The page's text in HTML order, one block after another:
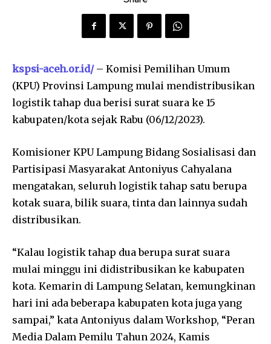
kspsi-aceh.or.id/– Komisi Pemilihan Umum
(KPU) Provinsi Lampung mulai mendistribusikan
logistik tahap dua berisi surat suara ke 15
kabupaten/kota sejak Rabu (06/12/2023).
Komisioner KPU Lampung Bidang Sosialisasi dan
Partisipasi Masyarakat Antoniyus Cahyalana
mengatakan, seluruh logistik tahap satu berupa
kotak suara, bilik suara, tinta dan lainnya sudah
distribusikan.
“Kalau logistik tahap dua berupa surat suara
mulai minggu ini didistribusikan ke kabupaten
kota. Kemarin di Lampung Selatan, kemungkinan
hari ini ada beberapa kabupaten kota juga yang
sampai,” kata Antoniyus dalam Workshop, “Peran
Media Dalam Pemilu Tahun 2024, Kamis